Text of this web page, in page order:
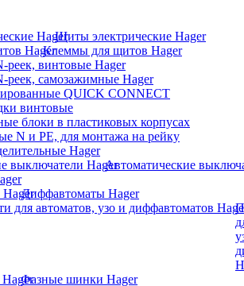
Щиты электрические Hager
Клеммы для щитов Hager
винтовые Hager
самозажимные Hager
QUICK CONNECT
винтовые
блоки в пластиковых корпусах
N и PE, для монтажа на рейку
Hager
Автоматические
Диффавтоматы Hager
Фазные шинки Hager